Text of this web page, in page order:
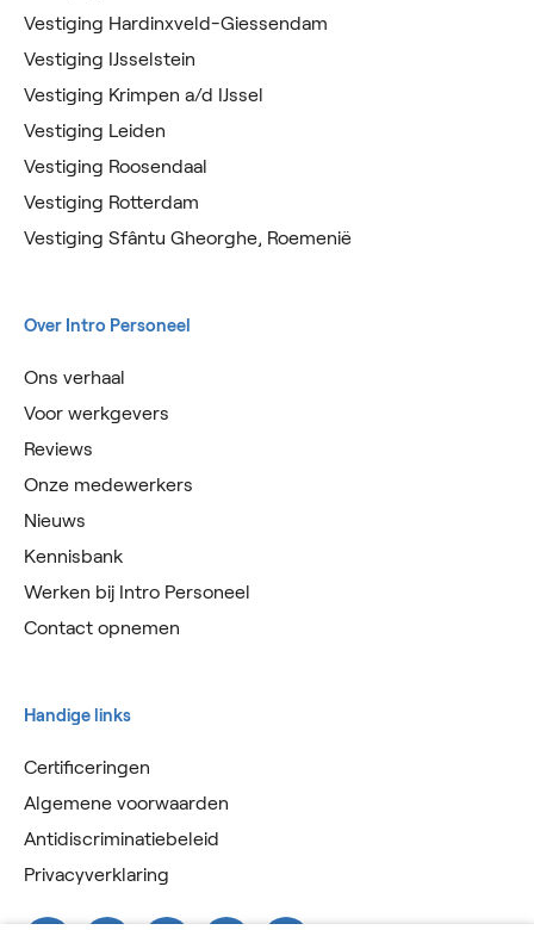
Vestiging Hardinxveld-Giessendam
Vestiging IJsselstein
Vestiging Krimpen a/d IJssel
Vestiging Leiden
Vestiging Roosendaal
Vestiging Rotterdam
Vestiging Sfântu Gheorghe, Roemenië
Over Intro Personeel
Ons verhaal
Voor werkgevers
Reviews
Onze medewerkers
Nieuws
Kennisbank
Werken bij Intro Personeel
Contact opnemen
Handige links
Certificeringen
Algemene voorwaarden
Antidiscriminatiebeleid
Privacyverklaring